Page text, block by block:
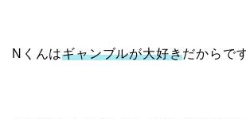
Nくんはギャンブルが大好きだからで